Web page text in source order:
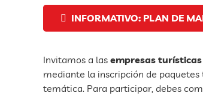
INFORMATIVO: PLAN DE
Invitamos a las empresas
mediante la inscripción de
temática. Para participar, debes